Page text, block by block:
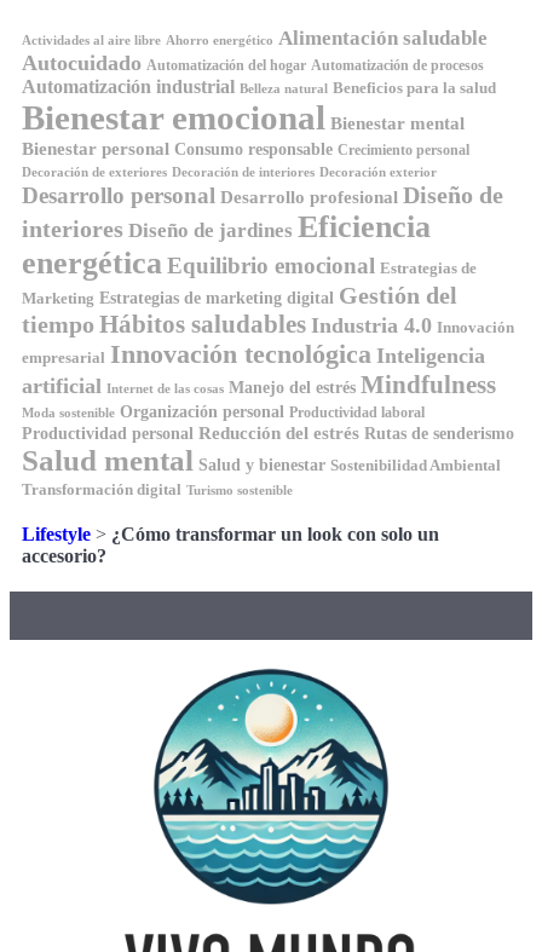
Actividades al aire libre Ahorro energético Alimentación saludable
Autocuidado Automatización del hogar Automatización de procesos
Automatización industrial Belleza natural Beneficios para la salud
Bienestar emocional Bienestar mental
Bienestar personal Consumo responsable Crecimiento personal
Decoración de exteriores Decoración de interiores Decoración exterior
Desarrollo personal Desarrollo profesional Diseño de
interiores Diseño de jardines Eficiencia
energéticaEquilibrio emocional Estrategias de
Marketing Estrategias de marketing digital Gestión del
tiempo Hábitos saludables Industria 4.0 Innovación
empresarial Innovación tecnológica Inteligencia
artificial Internet de las cosas Manejo del estrés Mindfulness
Moda sostenible Organización personal Productividad laboral
Productividad personal Reducción del estrés Rutas de senderismo
Salud mental Salud y bienestar Sostenibilidad Ambiental
Transformación digital Turismo sostenible
Lifestyle > ¿Cómo transformar un look con solo un
accesorio?